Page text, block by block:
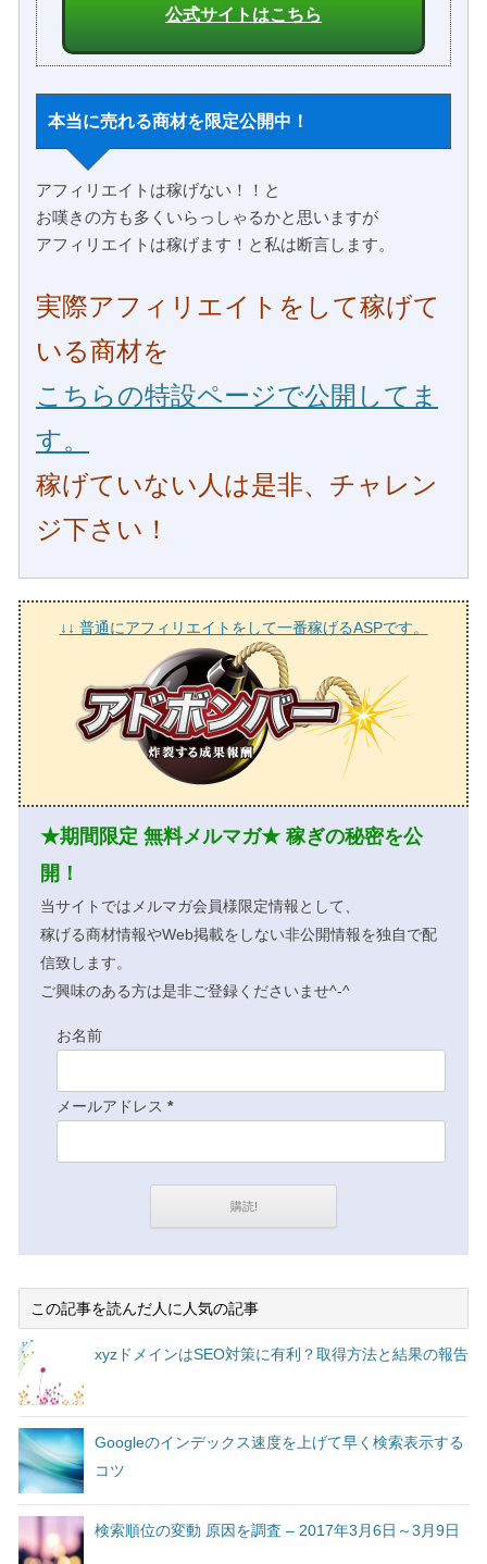
公式サイトはこちら
本当に売れる商材を限定公開中！
アフィリエイトは稼げない！！と
お嘆きの方も多くいらっしゃるかと思いますが
アフィリエイトは稼げます！と私は断言します。
実際アフィリエイトをして稼げて
いる商材を
こちらの特設ページで公開してま
す。
稼げていない人は是非、チャレン
ジ下さい！
↓↓ 普通にアフィリエイトをして一番稼げるASPです。
★期間限定 無料メルマガ★ 稼ぎの秘密を公
開！
当サイトではメルマガ会員様限定情報として、
稼げる商材情報やWeb掲載をしない非公開情報を独自で配
信致します。
ご興味のある方は是非ご登録くださいませ^-^
お名前
メールアドレス *
この記事を読んだ人に人気の記事
xyzドメインはSEO対策に有利？取得方法と結果の報告
Googleのインデックス速度を上げて早く検索表示する
コツ
検索順位の変動 原因を調査 – 2017年3月6日～3月9日